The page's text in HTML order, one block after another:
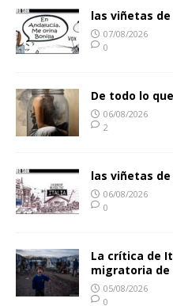
las viñetas de
07/08/2026
0
De todo lo
06/08/2026
2
las viñetas de
06/08/2026
0
La crítica de
migratoria de
05/08/2026
0